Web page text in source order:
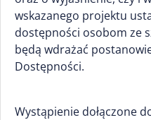
wskazanego projektu
dostępności osobom ze
będą wdrażać
Dostępności.
Wystąpienie dołączone